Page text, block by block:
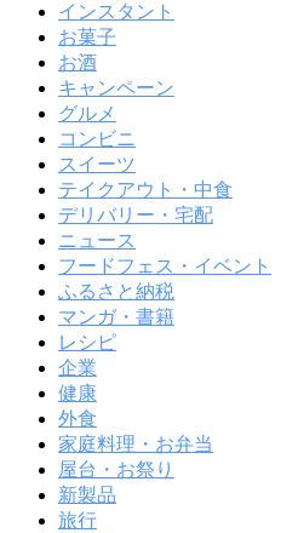
インスタント
お菓子
お酒
キャンペーン
グルメ
コンビニ
スイーツ
テイクアウト・中食
デリバリー・宅配
ニュース
フードフェス・イベント
ふるさと納税
マンガ・書籍
レシピ
企業
健康
外食
家庭料理・お弁当
屋台・お祭り
新製品
旅行